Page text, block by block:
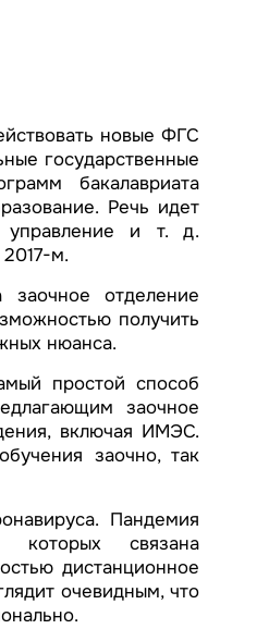
новые ФГС
государственные
бакалавриата
Речь идет
управление и т. д.
м.
отделение
получить
нюанса.
простой способ
заочное
включая ИМЭС.
заочно, так
Пандемия
которых связана
дистанционное
очевидным, что